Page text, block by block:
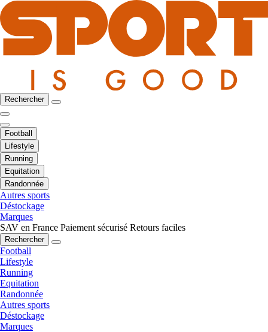
Rechercher
Football
Lifestyle
Running
Equitation
Randonnée
Autres sports
Déstockage
Marques
SAV en France Paiement sécurisé Retours faciles
Rechercher
Football
Lifestyle
Running
Equitation
Randonnée
Autres sports
Déstockage
Marques